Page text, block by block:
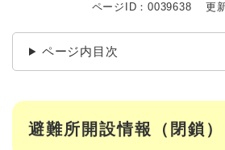
ページID：0039638 更
ページ内目次
避難所開設情報（閉鎖）